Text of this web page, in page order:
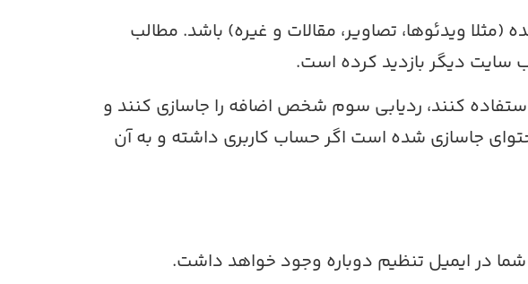
ویدئوها، تصاویر، مقالات و غیره) باشد. مطالب
سایت دیگر بازدید کرده است.
کنند، ردیابی سوم شخص اضافه را جاسازی کنند و
جاسازی شده است اگر حساب کاربری داشته و به آن